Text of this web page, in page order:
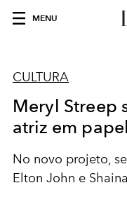
MENU
CULTURA
Meryl Streep
atriz em
No novo projeto,
Elton John e